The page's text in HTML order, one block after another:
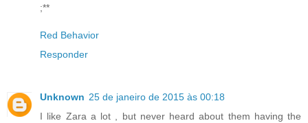
;**
Red Behavior
Responder
Unknown 25 de janeiro de 2015 às 00:18
I like Zara a lot , but never heard about them having the